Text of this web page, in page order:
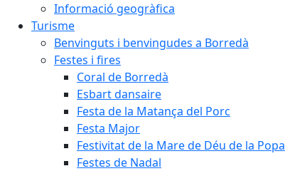
Informació geogràfica
Turisme
Benvinguts i benvingudes a Borredà
Festes i fires
Coral de Borredà
Esbart dansaire
Festa de la Matança del Porc
Festa Major
Festivitat de la Mare de Déu de la Popa
Festes de Nadal